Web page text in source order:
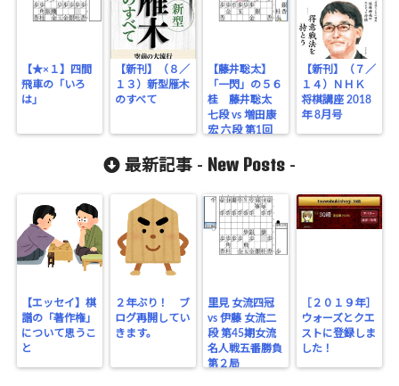
【★×１】四間
飛車の「いろ
は」
【新刊】（８／
１３）新型雁木
のすべて
【藤井聡太】
「一閃」の５６
桂 藤井聡太
七段 vs 増田康
宏 六段 第1回
ナメント 感想
【新刊】（７／
１４）ＮＨＫ
将棋講座 2018
年 8月号
最新記事 - New Posts -
【エッセイ】棋
譜の「著作権」
について思うこ
と
２年ぶり！ ブ
ログ再開してい
きます。
里見 女流四冠
vs 伊藤 女流二
段 第45期女流
名人戦五番勝負
第２局
［２０１９年］
ウォーズとクエ
ストに登録しま
した！